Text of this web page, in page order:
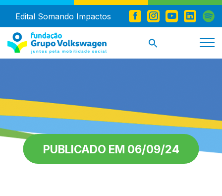
Edital Somando Impactos
PUBLICADO EM 06/09/24